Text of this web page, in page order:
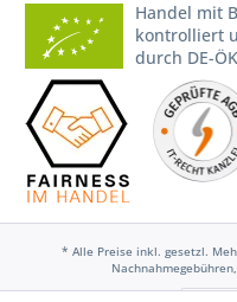
Handel mit
kontrolliert
durch DE-
* Alle Preise inkl. gesetzl.